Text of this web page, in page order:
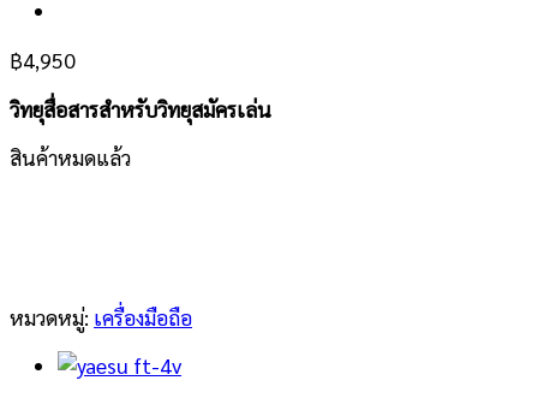
฿4,950
วิทยุสื่อสารสำหรับวิทยุสมัครเล่น
สินค้าหมดแล้ว
หมวดหมู่: เครื่องมือถือ